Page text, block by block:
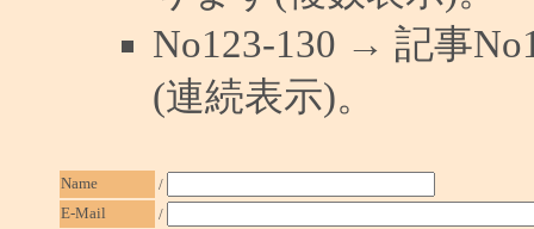
No123-130 → 記事
(連続表示)。
Name
/
E-Mail
/